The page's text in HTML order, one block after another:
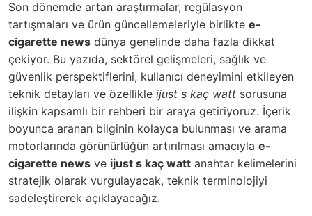
Son dönemde artan araştırmalar, regülasyon
tartışmaları ve ürün güncellemeleriyle birlikte e-
cigarette news dünya genelinde daha fazla dikkat
çekiyor. Bu yazıda, sektörel gelişmeleri, sağlık ve
güvenlik perspektiflerini, kullanıcı deneyimini etkileyen
teknik detayları ve özellikle ijust s kaç watt sorusuna
ilişkin kapsamlı bir rehberi bir araya getiriyoruz. İçerik
boyunca aranan bilginin kolayca bulunması ve arama
motorlarında görünürlüğün artırılması amacıyla e-
cigarette news ve ijust s kaç watt anahtar kelimelerini
stratejik olarak vurgulayacak, teknik terminolojiyi
sadeleştirerek açıklayacağız.